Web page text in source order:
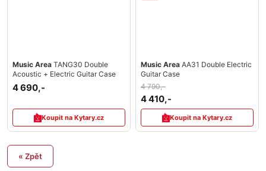
Music Area TANG30 Double
Acoustic + Electric Guitar Case
4 690,-
Koupit na Kytary.cz
Music Area AA31 Double Electric
Guitar Case
4 790,-
4 410,-
Koupit na Kytary.cz
« Zpět